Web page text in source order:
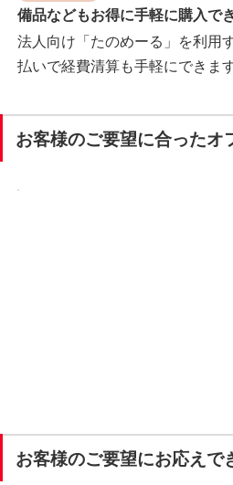
備品などもお得に手軽に購入で
法人向け「たのめーる」を利用
払いで経費清算も手軽にできます
お客様のご要望に合ったオ
お客様のご要望にお応えで